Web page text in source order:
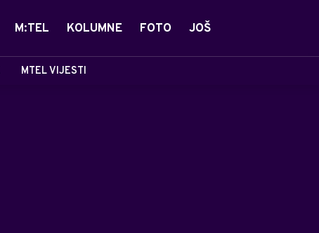
MTEL VIJESTI
M:TEL KOLUMNE FOTO JOŠ